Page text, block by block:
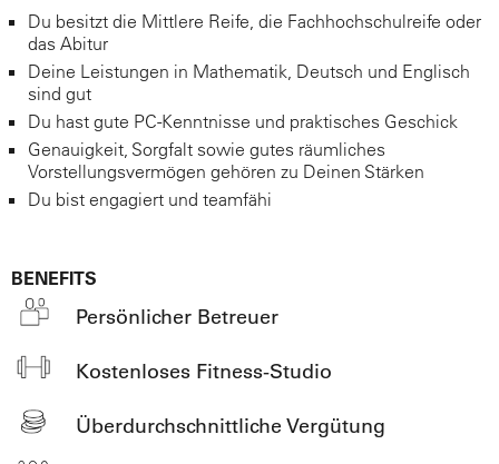
Du besitzt die Mittlere Reife, die Fachhochschulreife oder
das Abitur
Deine Leistungen in Mathematik, Deutsch und Englisch
sind gut
Du hast gute PC-Kenntnisse und praktisches Geschick
Genauigkeit, Sorgfalt sowie gutes räumliches
Vorstellungsvermögen gehören zu Deinen Stärken
Du bist engagiert und teamfähi
BENEFITS
Persönlicher Betreuer
Kostenloses Fitness-Studio
Überdurchschnittliche Vergütung